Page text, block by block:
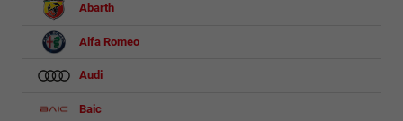
Abarth
Alfa Romeo
Audi
Baic